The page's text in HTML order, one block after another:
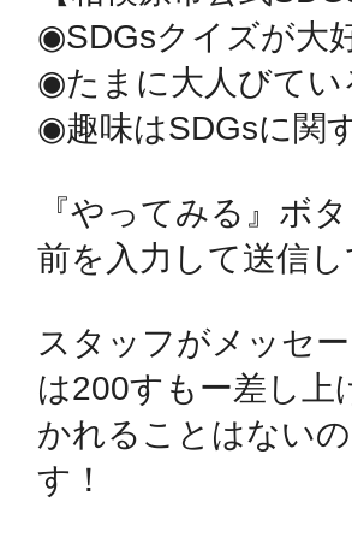
URLをコ
◉SDGsクイズが大
◉たまに大人びてい
◉趣味はSDGsに関
『やってみる』ボ
前を入力して送信
スタッフがメッセ
は200すもー差し上
かれることはない
す！